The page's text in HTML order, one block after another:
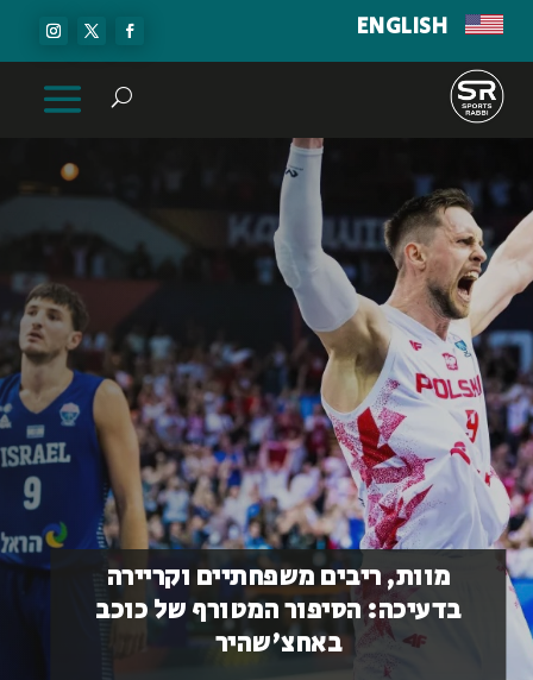
ENGLISH
מוות, ריבים משפחתיים וקריירה
בדעיכה: הסיפור המטורף של כוכב
באחצ'שהיר